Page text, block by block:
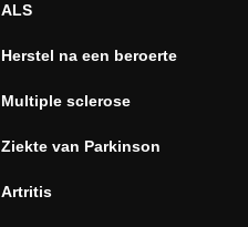
ALS
Herstel na een beroerte
Multiple sclerose
Ziekte van Parkinson
Artritis